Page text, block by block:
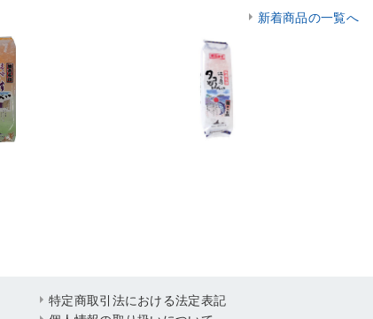
新着商品の一覧へ
特定商取引法における法定表記